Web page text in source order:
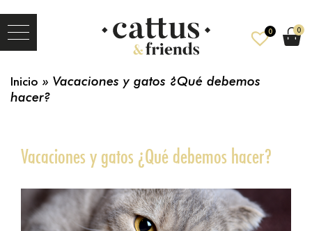
0
0
Inicio » Vacaciones y gatos ¿Qué debemos
hacer?
Vacaciones y gatos ¿Qué debemos hacer?